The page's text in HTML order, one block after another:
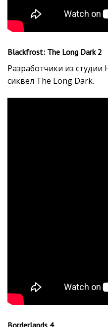
Blackfrost: The Long Dark 2
Разработчики из
сиквел The Long Dark.
Borderlands 4